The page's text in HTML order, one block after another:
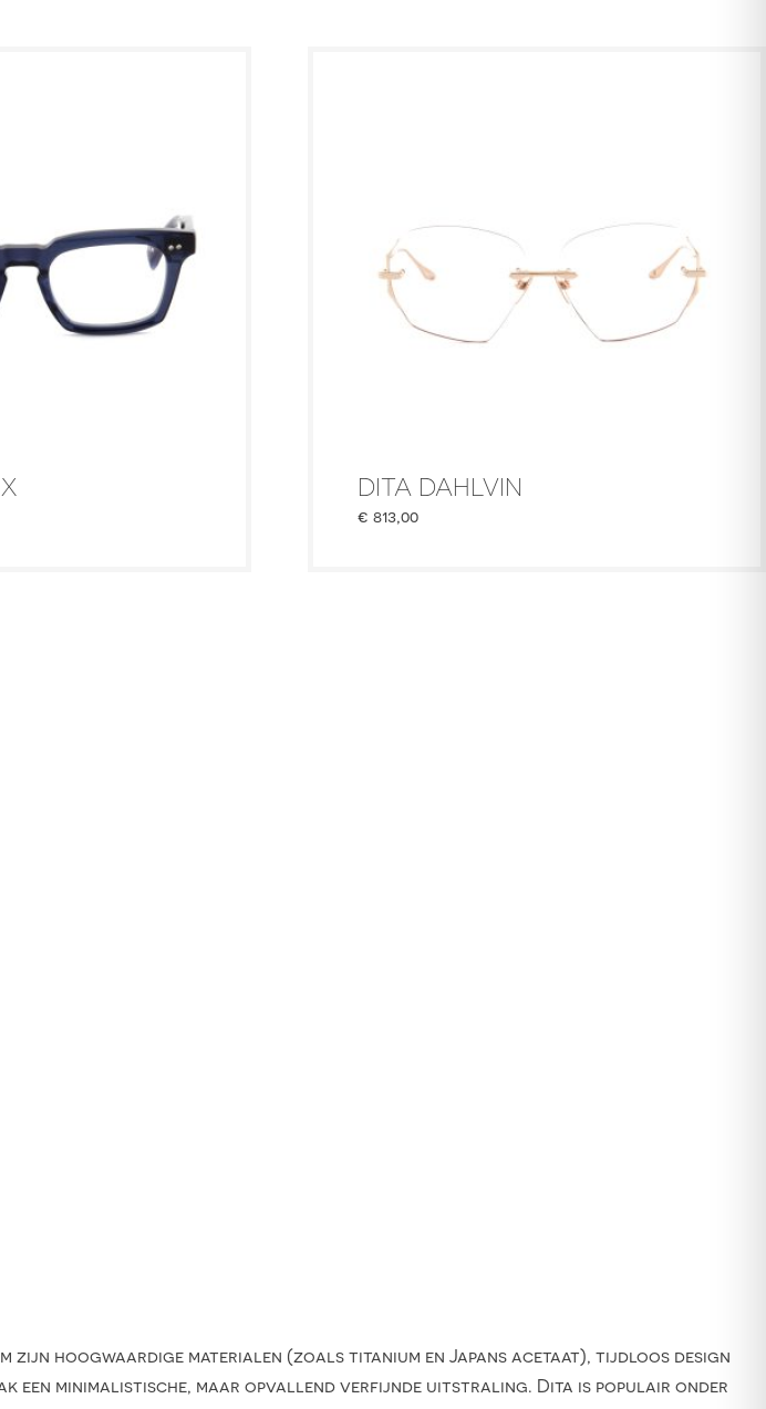
DITA DAHLVIN
€ 813,00
zijn hoogwaardige materialen (zoals titanium en Japans acetaat), tijdloos design
een minimalistische, maar opvallend verfijnde uitstraling. Dita is populair onder